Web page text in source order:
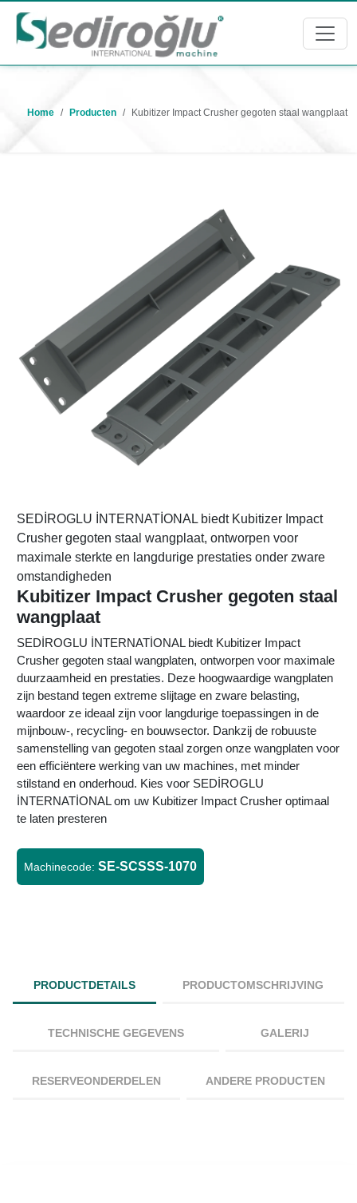
Home Producten Kubitizer Impact Crusher gegoten staal wangplaat
SEDİROGLU İNTERNATİONAL biedt Kubitizer Impact
Crusher gegoten staal wangplaat, ontworpen voor
maximale sterkte en langdurige prestaties onder zware
omstandigheden
Kubitizer Impact Crusher gegoten staal
wangplaat
SEDİROGLU İNTERNATİONAL biedt Kubitizer Impact
Crusher gegoten staal wangplaten, ontworpen voor maximale
duurzaamheid en prestaties. Deze hoogwaardige wangplaten
zijn bestand tegen extreme slijtage en zware belasting,
waardoor ze ideaal zijn voor langdurige toepassingen in de
mijnbouw-, recycling- en bouwsector. Dankzij de robuuste
samenstelling van gegoten staal zorgen onze wangplaten voor
een efficiëntere werking van uw machines, met minder
stilstand en onderhoud. Kies voor SEDİROGLU
İNTERNATİONAL om uw Kubitizer Impact Crusher optimaal
te laten presteren
Machinecode: SE-SCSSS-1070
PRODUCTDETAILS PRODUCTOMSCHRIJVING
TECHNISCHE GEGEVENS GALERIJ
RESERVEONDERDELEN ANDERE PRODUCTEN